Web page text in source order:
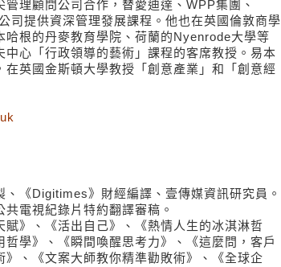
理顧問公司合作，替愛迪達、WPP集團、
司提供資深管理發展課程。他也在英國倫敦商學
哈根的丹麥教育學院、荷蘭的Nyenrode大學等
中心「行政領導的藝術」課程的客席教授。易本
在英國金斯頓大學教授「創意產業」和「創意經
、《Digitimes》財經編譯、壹傳媒資訊研究員。
電視紀錄片特約翻譯審稿。
賦》、《活出自己》、《熱情人生的冰淇淋哲
學》、《瞬間喚醒思考力》、《這麼問，客戶
》、《文案大師教你精準勸敗術》、《全球企